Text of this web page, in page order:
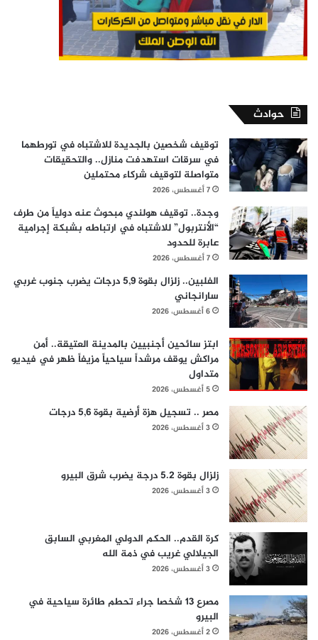
حوادث
توقيف شخصين بالجديدة للاشتباه في تورطهما
في سرقات استهدفت منازل.. والتحقيقات
متواصلة لتوقيف شركاء محتملين
7 أغسطس، 2026
وجدة.. توقيف هولندي مبحوث عنه دولياً من طرف
“الأنتربول” للاشتباه في ارتباطه بشبكة إجرامية
عابرة للحدود
7 أغسطس، 2026
الفلبين.. زلزال بقوة 5,9 درجات يضرب جنوب غربي
سارانجاني
6 أغسطس، 2026
ابتز سائحين أجنبيين بالمدينة العتيقة.. أمن
مراكش يوقف مرشداً سياحياً مزيفاً ظهر في فيديو
متداول
5 أغسطس، 2026
مصر .. تسجيل هزة أرضية بقوة 5,6 درجات
3 أغسطس، 2026
زلزال بقوة 5.2 درجة يضرب شرق البيرو
3 أغسطس، 2026
كرة القدم.. الحكم الدولي المغربي السابق
الجيلالي غريب في ذمة الله
3 أغسطس، 2026
مصرع 13 شخصا جراء تحطم طائرة سياحية في
البيرو
2 أغسطس، 2026